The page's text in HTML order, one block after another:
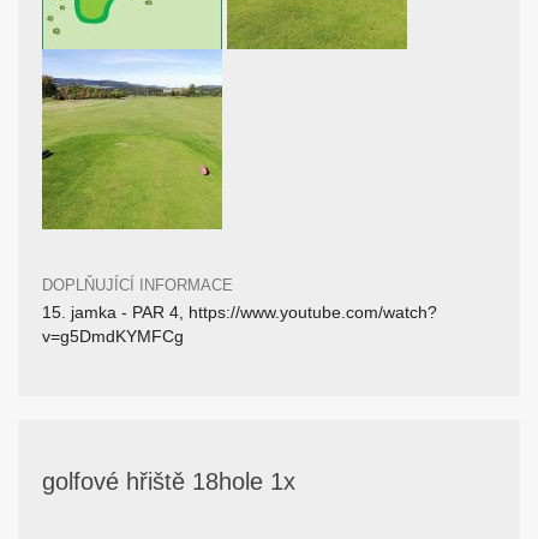
DOPLŇUJÍCÍ INFORMACE
15. jamka - PAR 4, https://www.youtube.com/watch?
v=g5DmdKYMFCg
golfové hřiště 18hole 1x